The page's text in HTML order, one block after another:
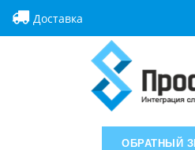
Доставка
ОБРАТНЫЙ